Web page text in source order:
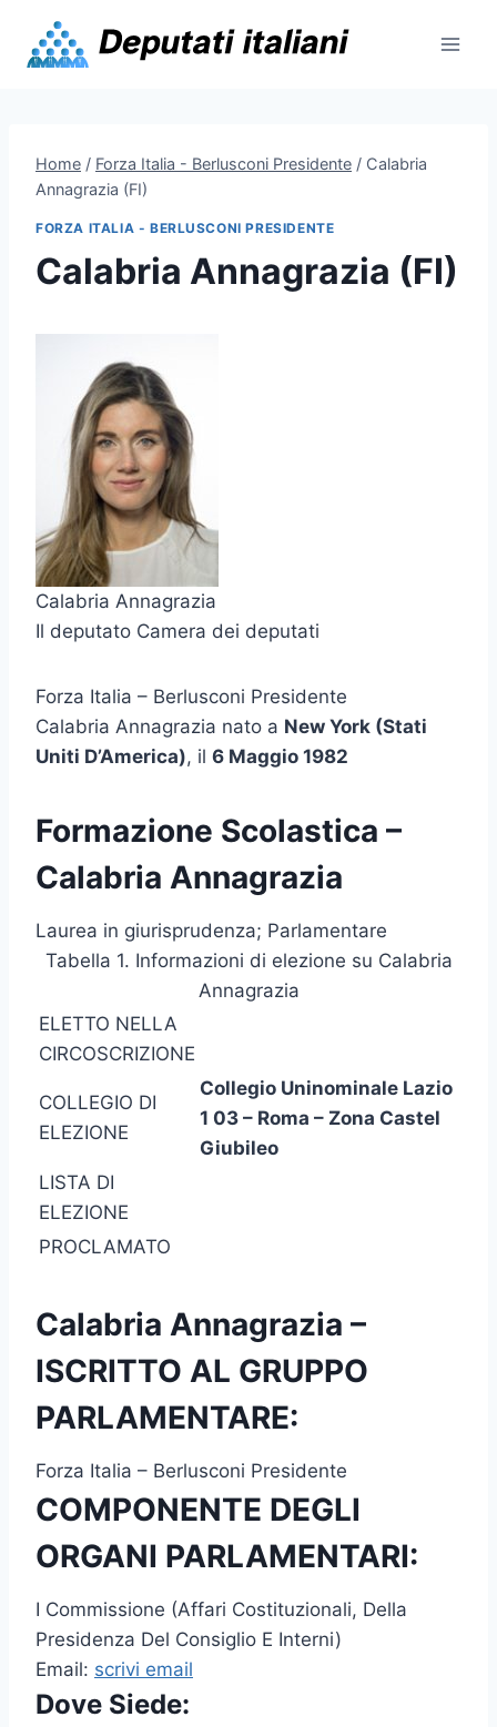
content
Home / Forza Italia - Berlusconi Presidente / Calabria
Annagrazia (FI)
FORZA ITALIA - BERLUSCONI PRESIDENTE
Calabria Annagrazia (FI)
Calabria Annagrazia
Il deputato Camera dei deputati
Forza Italia – Berlusconi Presidente
Calabria Annagrazia nato a New York (Stati
Uniti D’America), il 6 Maggio 1982
Formazione Scolastica –
Calabria Annagrazia
Laurea in giurisprudenza; Parlamentare
Tabella 1. Informazioni di elezione su Calabria
Annagrazia
ELETTO NELLA
CIRCOSCRIZIONE
COLLEGIO DI
ELEZIONE
Collegio Uninominale Lazio
1 03 – Roma – Zona Castel
Giubileo
LISTA DI
ELEZIONE
PROCLAMATO
Calabria Annagrazia –
ISCRITTO AL GRUPPO
PARLAMENTARE:
Forza Italia – Berlusconi Presidente
COMPONENTE DEGLI
ORGANI PARLAMENTARI:
I Commissione (Affari Costituzionali, Della
Presidenza Del Consiglio E Interni)
Email: scrivi email
Dove Siede: